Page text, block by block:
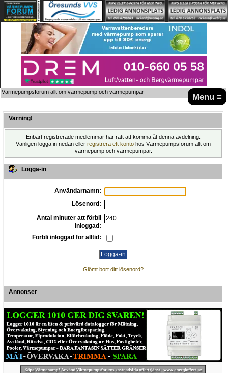
Menu ≡
Värmepumpsforum allt om värmepump och värmepumpar
Varning!
Enbart registrerade medlemmar har rätt att komma åt denna avdelning.
Vänligen logga in nedan eller registrera ett konto hos Värmepumpsforum allt om
värmepump och värmepumpar.
Logga-in
Användarnamn:
Lösenord:
Antal minuter att förbli
inloggad:
Förbli inloggad för alltid:
Glömt bort ditt lösenord?
Annonser